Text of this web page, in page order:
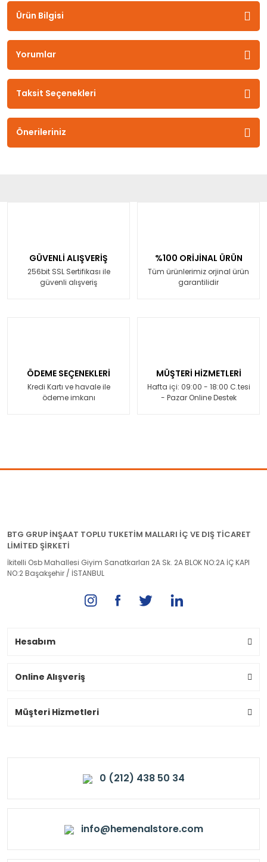
Ürün Bilgisi
Yorumlar
Taksit Seçenekleri
Önerileriniz
GÜVENLİ ALIŞVERİŞ
256bit SSL Sertifikası ile
güvenli alışveriş
%100 ORİJİNAL ÜRÜN
Tüm ürünlerimiz orjinal ürün
garantilidir
ÖDEME SEÇENEKLERİ
Kredi Kartı ve havale ile
ödeme imkanı
MÜŞTERİ HİZMETLERİ
Hafta içi: 09:00 - 18:00 C.tesi
- Pazar Online Destek
BTG GRUP İNŞAAT TOPLU TUKETİM MALLARI İÇ VE DIŞ TİCARET
LİMİTED ŞİRKETİ
İkitelli Osb Mahallesi Giyim Sanatkarları 2A Sk. 2A BLOK NO:2A İÇ KAPI
NO:2 Başakşehir / İSTANBUL
Hesabım
Online Alışveriş
Müşteri Hizmetleri
0 (212) 438 50 34
info@hemenalstore.com